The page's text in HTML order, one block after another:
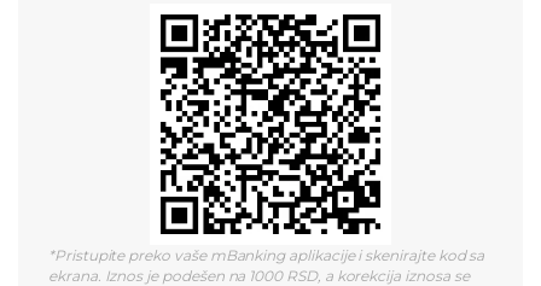
*Pristupite preko vaše mBanking aplikacije i skenirajte kod sa
ekrana. Iznos je podešen na 1000 RSD, a korekcija iznosa se